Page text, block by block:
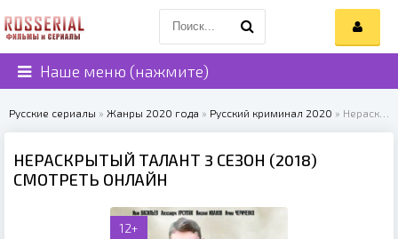
Наше меню (нажмите)
Русские сериалы » Жанры 2020 года » Русский криминал 2020 » Нераскрытый талант 3 сезон (2018)
НЕРАСКРЫТЫЙ ТАЛАНТ 3 СЕЗОН (2018)
СМОТРЕТЬ ОНЛАЙН
12+